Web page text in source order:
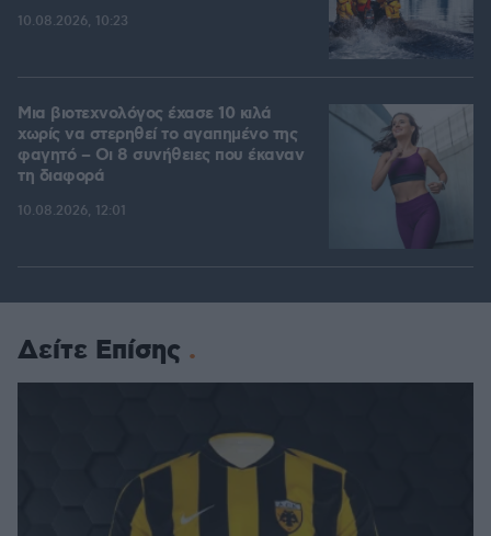
10.08.2026, 10:23
Μια βιοτεχνολόγος έχασε 10 κιλά
χωρίς να στερηθεί το αγαπημένο της
φαγητό – Οι 8 συνήθειες που έκαναν
τη διαφορά
10.08.2026, 12:01
Δείτε Επίσης